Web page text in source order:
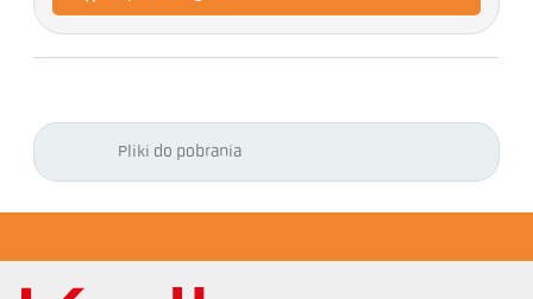
Pliki do pobrania